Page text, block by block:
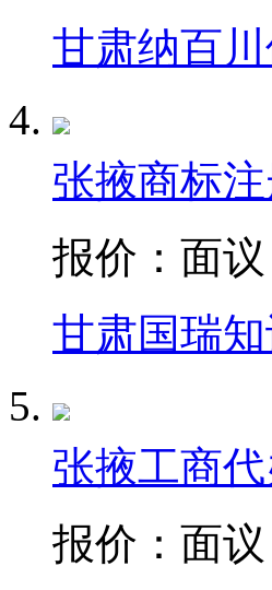
甘肃纳百
张掖商标
报价： 面议
甘肃国瑞
张掖工商
报价： 面议